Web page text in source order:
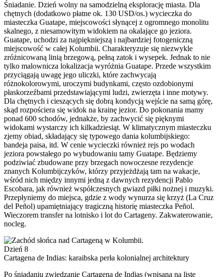
Śniadanie. Dzień wolny na samodzielną eksplorację miasta. Dla
chętnych (dodatkowo płatne ok. 130 USD/os.) wycieczka do
miasteczka Guatape, miejscowości słynącej z ogromnego monolitu
skalnego, z niesamowitym widokiem na okalające go jeziora.
Guatape, uchodzi za najpiękniejszą i najbardziej fotogeniczną
miejscowość w całej Kolumbii. Charakteryzuje się niezwykle
zróżnicowaną linią brzegową, pełną zatok i wysepek. Jednak to nie
tylko malownicza lokalizacja wyróżnia Guatape. Przede wszystkim
przyciągają uwagę jego uliczki, które zachwycają
różnokolorowymi, uroczymi budynkami, często ozdobionymi
płaskorzeźbami przedstawiającymi ludzi, zwierzęta i inne motywy.
Dla chętnych i cieszących się dobrą kondycją wejście na samą górę,
skąd rozpościera się widok na krainę jezior. Do pokonania mamy
ponad 600 schodów, jednakże, by zachwycić się pięknymi
widokami wystarczy ich kilkadziesiąt. W klimatycznym miasteczku
zjemy obiad, składający się typowego dania kolumbijskiego:
bandeja paisa, itd. W cenie wycieczki również rejs po wodach
jeziora powstałego po wybudowaniu tamy Guatape. Będziemy
podziwiać zbudowane przy brzegach nowoczesne rezydencje
znanych Kolumbijczyków, którzy przyjeżdżają tam na wakacje,
wśród nich między innymi jedną z dawnych rezydencji Pablo
Escobara, jak również współczesnych gwiazd piłki nożnej i muzyki.
Przepłyniemy do miejsca, gdzie z wody wynurza się krzyż (La Cruz
del Peñol) upamiętniający tragiczną historię miasteczka Peñol.
Wieczorem transfer na lotnisko i lot do Cartageny. Zakwaterowanie,
nocleg.
Dzień 8
Cartagena de Indias: karaibska perła kolonialnej architektury
Po śniadaniu zwiedzanie Cartagena de Indias (wpisana na listę